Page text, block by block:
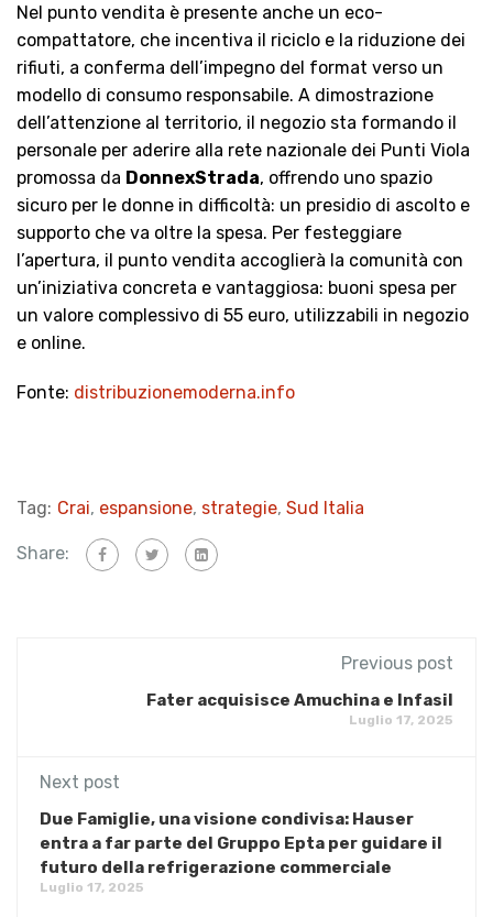
Nel punto vendita è presente anche un eco-
compattatore, che incentiva il riciclo e la riduzione dei
rifiuti, a conferma dell’impegno del format verso un
modello di consumo responsabile. A dimostrazione
dell’attenzione al territorio, il negozio sta formando il
personale per aderire alla rete nazionale dei Punti Viola
promossa da DonnexStrada, offrendo uno spazio
sicuro per le donne in difficoltà: un presidio di ascolto e
supporto che va oltre la spesa. Per festeggiare
l’apertura, il punto vendita accoglierà la comunità con
un’iniziativa concreta e vantaggiosa: buoni spesa per
un valore complessivo di 55 euro, utilizzabili in negozio
e online.
Fonte: distribuzionemoderna.info
Tag: Crai, espansione, strategie, Sud Italia
Share:
Previous post
Fater acquisisce Amuchina e Infasil
Luglio 17, 2025
Next post
Due Famiglie, una visione condivisa: Hauser
entra a far parte del Gruppo Epta per guidare il
futuro della refrigerazione commerciale
Luglio 17, 2025